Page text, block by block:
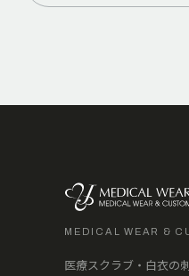
MEDICAL WEAR &
医療スクラブ・白衣の